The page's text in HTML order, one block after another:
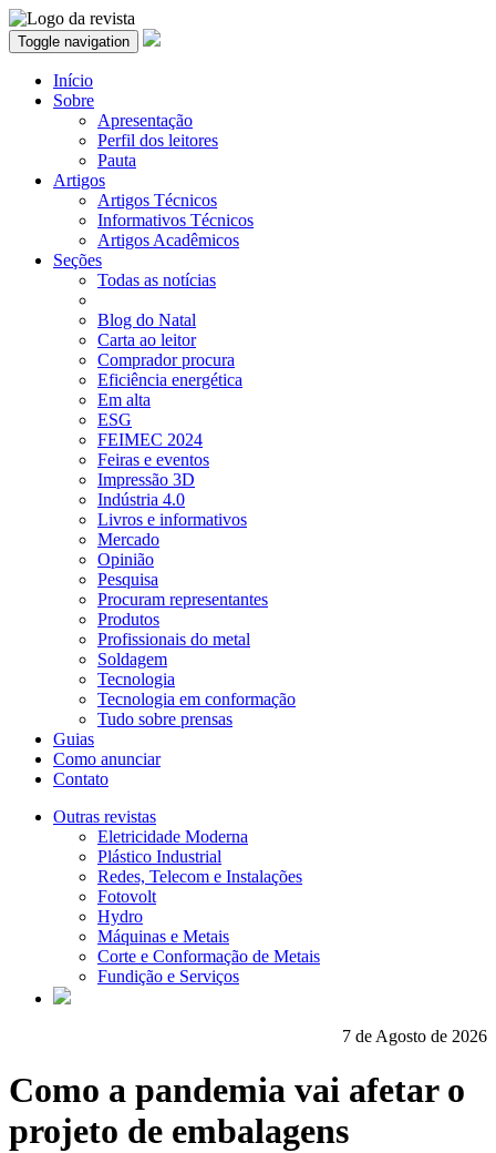
Toggle navigation
Início
Sobre
Apresentação
Perfil dos leitores
Pauta
Artigos
Artigos Técnicos
Informativos Técnicos
Artigos Acadêmicos
Seções
Todas as notícias
Blog do Natal
Carta ao leitor
Comprador procura
Eficiência energética
Em alta
ESG
FEIMEC 2024
Feiras e eventos
Impressão 3D
Indústria 4.0
Livros e informativos
Mercado
Opinião
Pesquisa
Procuram representantes
Produtos
Profissionais do metal
Soldagem
Tecnologia
Tecnologia em conformação
Tudo sobre prensas
Guias
Como anunciar
Contato
Outras revistas
Eletricidade Moderna
Plástico Industrial
Redes, Telecom e Instalações
Fotovolt
Hydro
Máquinas e Metais
Corte e Conformação de Metais
Fundição e Serviços
7 de Agosto de 2026
Como a pandemia vai afetar o
projeto de embalagens